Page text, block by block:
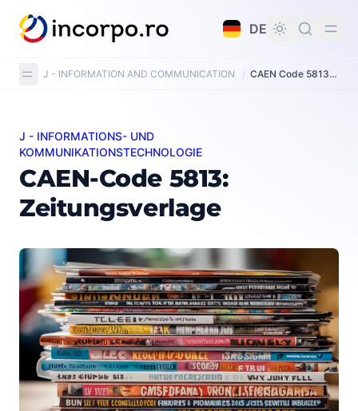
springen
DE
J - INFORMATION AND COMMUNICATION / CAEN Code 5813: Publishing of newspapers
CAEN-Code 5813: Zeitungsverlage
J - INFORMATIONS- UND
KOMMUNIKATIONSTECHNOLOGIE
CAEN-Code 5813:
Zeitungsverlage